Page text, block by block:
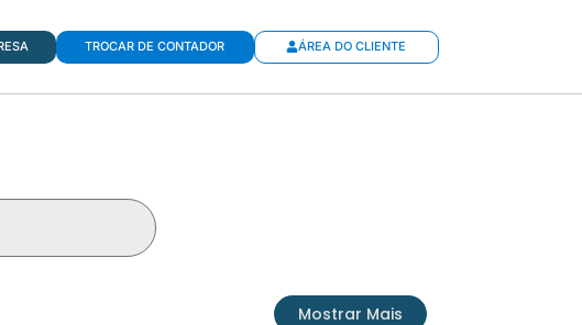
TROCAR DE CONTADOR ÁREA DO CLIENTE
Mostrar Mais